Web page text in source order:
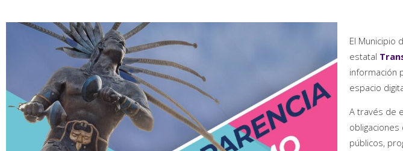
El Municipio
estatal
información
espacio
A través de
públicos,